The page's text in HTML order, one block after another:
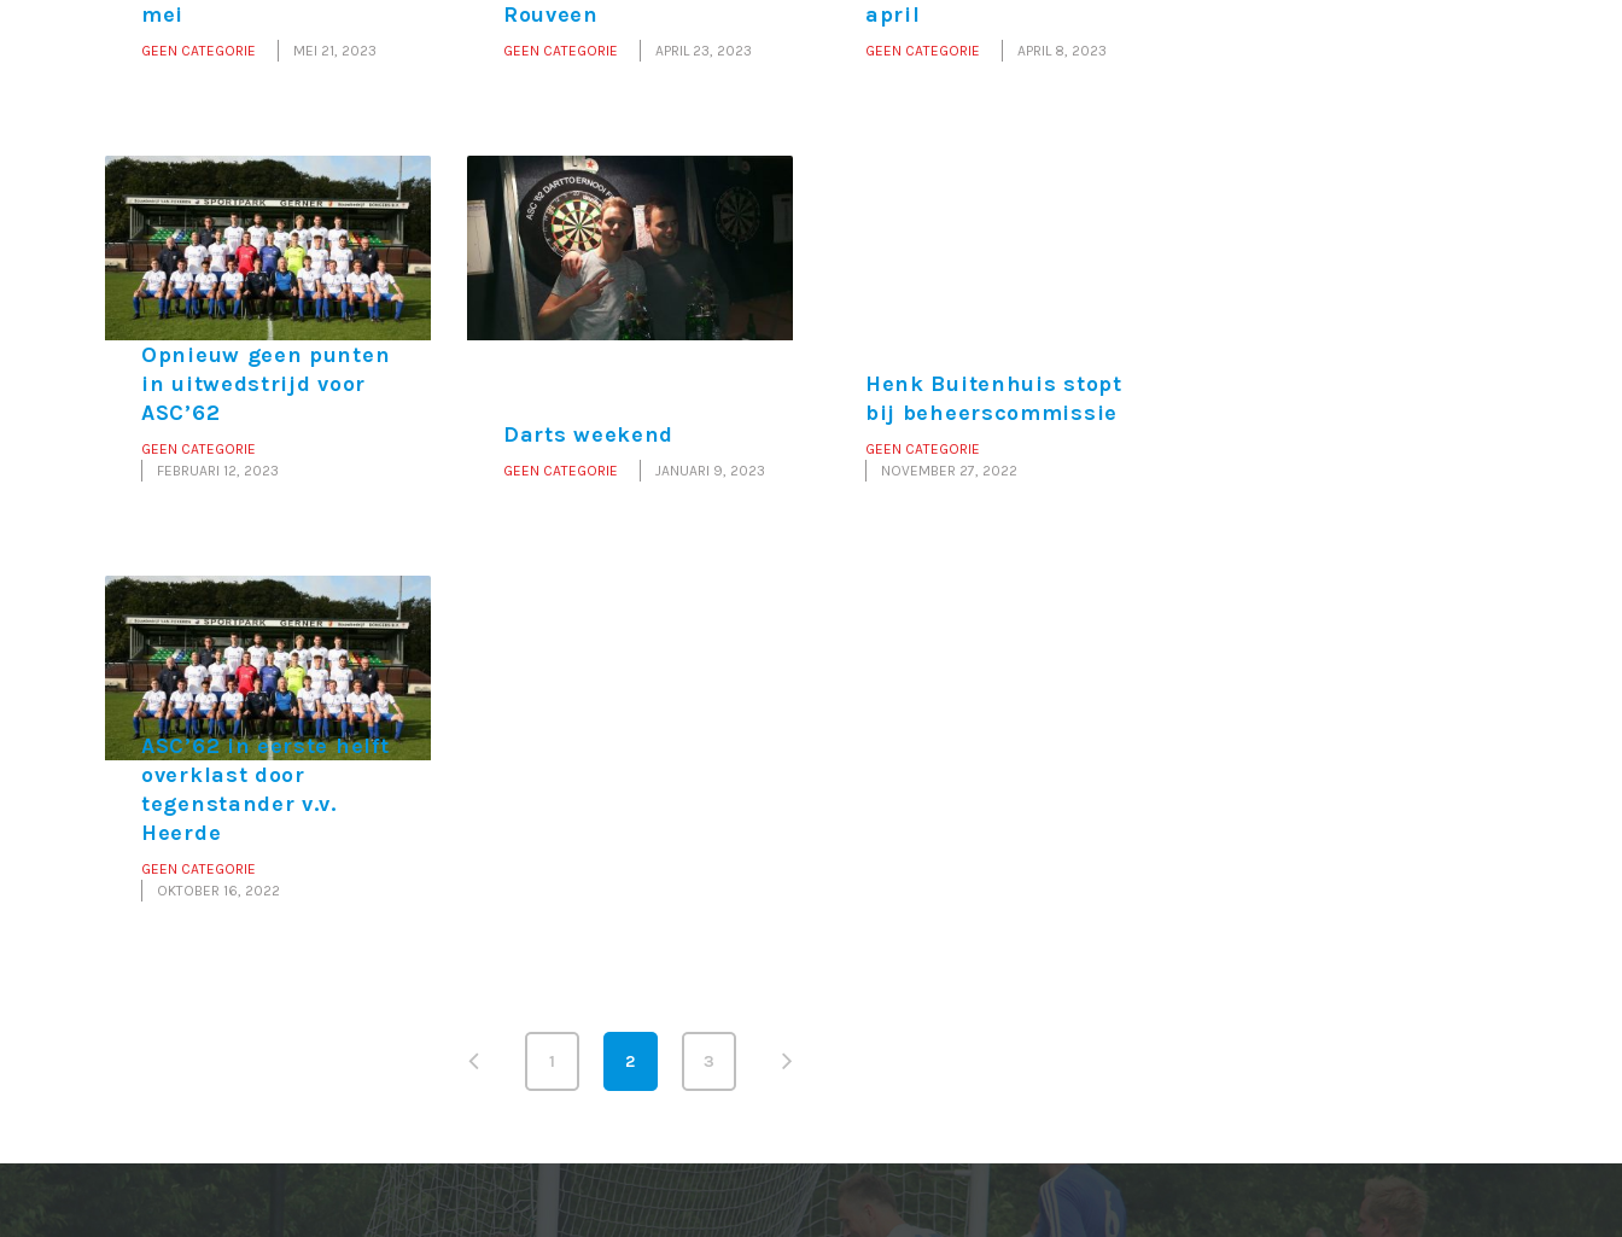
mei
GEEN CATEGORIE MEI 21, 2023
Rouveen
GEEN CATEGORIE APRIL 23, 2023
april
GEEN CATEGORIE APRIL 8, 2023
Opnieuw geen punten
in uitwedstrijd voor
ASC’62
GEEN CATEGORIE
FEBRUARI 12, 2023
Darts weekend
GEEN CATEGORIE JANUARI 9, 2023
Henk Buitenhuis stopt
bij beheerscommissie
GEEN CATEGORIE
NOVEMBER 27, 2022
ASC’62 in eerste helft
overklast door
tegenstander v.v.
Heerde
GEEN CATEGORIE
OKTOBER 16, 2022
1 2 3